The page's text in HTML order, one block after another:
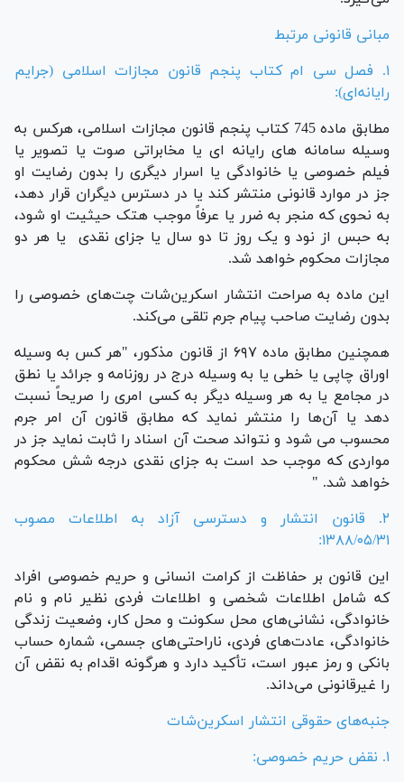
مبانی قانونی مرتبط
۱. فصل سی ام
کتاب پنجم قانون مجازات اسلامی (جرایم
رایانه‌ای):
مطابق ماده 745 کتاب پنجم قانون مجازات اسلامی، هرکس به
وسیله سامانه‎ های رایانه‎ ای یا مخابراتی صوت یا تصویر یا
فیلم خصوصی یا خانوادگی یا اسرار دیگری را بدون رضایت او
جز در موارد قانونی منتشر کند یا در دسترس دیگران قرار دهد،
به نحوی که منجر به ضرر یا عرفاً موجب هتک حیثیت او شود،
به حبس از نود و یک روز تا دو سال یا جزای نقدی یا هر دو
مجازات محکوم خواهد شد.
این ماده به صراحت انتشار اسکرین‌شات چت‌های خصوصی را
بدون رضایت صاحب پیام جرم تلقی می‌کند.
همچنین مطابق ماده ۶۹۷ از قانون مذکور، "هر کس به وسیله
اوراق چاپی یا خطی یا به وسیله درج در روزنامه و جرائد یا نطق
در مجامع یا به هر وسیله دیگر به کسی امری را صریحاً نسبت
دهد یا آن‌ها را منتشر نماید که مطابق قانون آن امر جرم
محسوب می شود و نتواند صحت آن اسناد را ثابت نماید جز در
مواردی که موجب حد است به جزای نقدی درجه شش محکوم
خواهد شد. "
۲. قانون انتشار و دسترسی آزاد به اطلاعات مصوب
۱۳۸۸/۰۵/۳۱:
این قانون بر حفاظت از کرامت انسانی و حریم خصوصی افراد
که شامل اطلاعات شخصی و اطلاعات فردی نظیر نام و نام
خانوادگی، نشانی‌های محل سکونت و محل کار، وضعیت زندگی
خانوادگی، عادت‌های فردی، ناراحتی‌های جسمی، شماره حساب
بانکی و رمز عبور است، تأکید دارد و هرگونه اقدام به نقض آن
را غیرقانونی می‌داند.
جنبه‌های حقوقی انتشار اسکرین‌شات
۱. نقض حریم خصوصی: